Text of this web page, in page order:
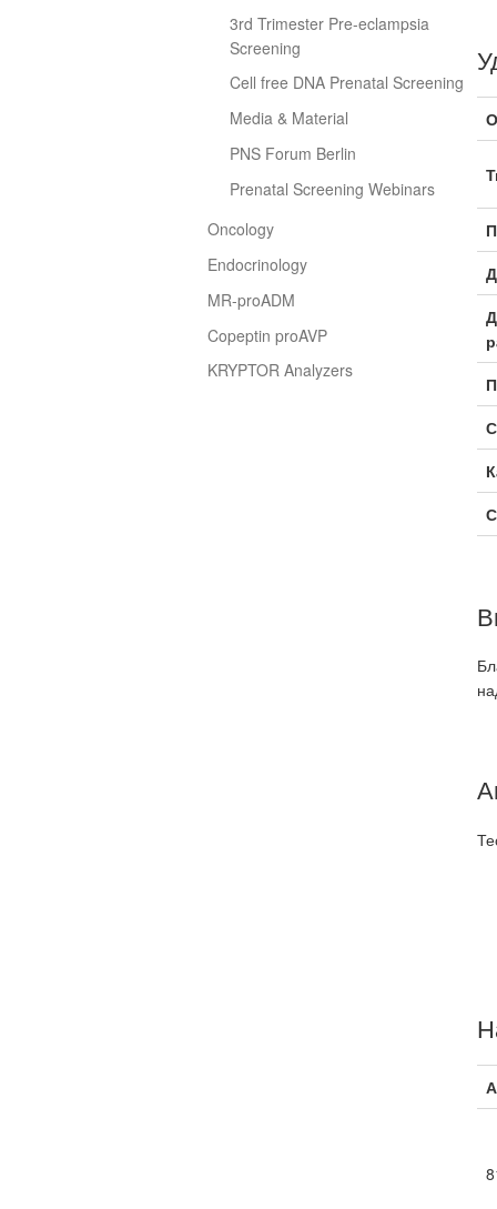
3rd Trimester Pre-eclampsia
Screening
Cell free DNA Prenatal Screening
Media & Material
PNS Forum Berlin
Prenatal Screening Webinars
Oncology
Endocrinology
MR-proADM
Copeptin proAVP
KRYPTOR Analyzers